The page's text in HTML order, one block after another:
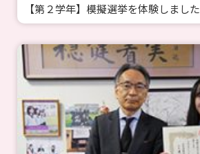
【第２学年】模擬選挙を体験しました